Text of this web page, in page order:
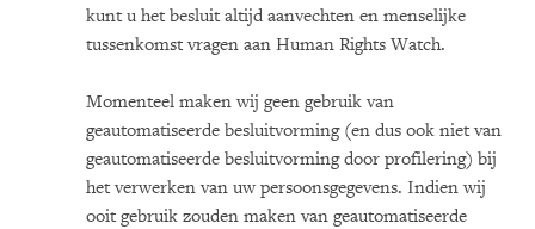
kunt u het besluit altijd aanvechten en menselijke
tussenkomst vragen aan Human Rights Watch.
Momenteel maken wij geen gebruik van
geautomatiseerde besluitvorming (en dus ook niet van
geautomatiseerde besluitvorming door profilering) bij
het verwerken van uw persoonsgegevens. Indien wij
ooit gebruik zouden maken van geautomatiseerde